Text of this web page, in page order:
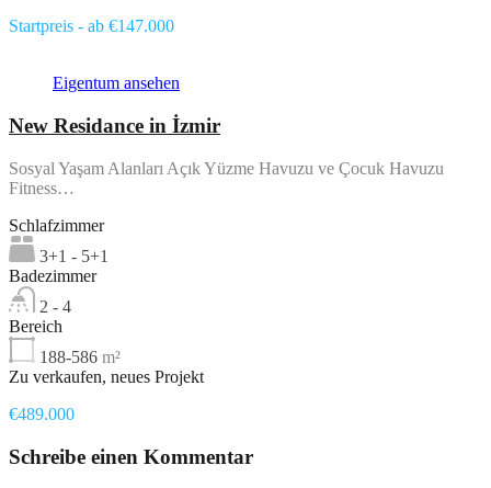
Startpreis - ab €147.000
Eigentum ansehen
New Residance in İzmir
Sosyal Yaşam Alanları Açık Yüzme Havuzu ve Çocuk Havuzu
Fitness…
Schlafzimmer
3+1 - 5+1
Badezimmer
2 - 4
Bereich
188-586 m²
Zu verkaufen, neues Projekt
€489.000
Schreibe einen Kommentar